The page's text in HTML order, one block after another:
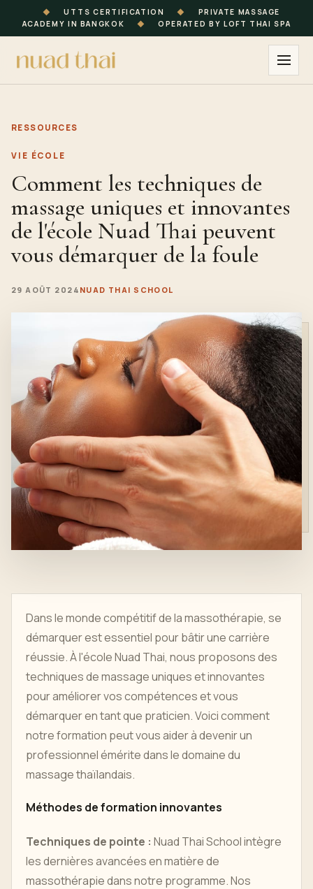
◆ UTTS CERTIFICATION ◆
PRIVATE MASSAGE
ACADEMY IN BANGKOK
◆ OPERATED BY LOFT THAI SPA
RESSOURCES
VIE ÉCOLE
Comment les techniques de
massage uniques et innovantes
de l'école Nuad Thai peuvent
vous démarquer de la foule
29 AOÛT 2024 NUAD THAI SCHOOL
Dans le monde compétitif de la massothérapie, se
démarquer est essentiel pour bâtir une carrière
réussie. À l'école Nuad Thai, nous proposons des
techniques de massage uniques et innovantes
pour améliorer vos compétences et vous
démarquer en tant que praticien. Voici comment
notre formation peut vous aider à devenir un
professionnel émérite dans le domaine du
massage thaïlandais.
Méthodes de formation innovantes
Techniques de pointe : Nuad Thai School intègre
les dernières avancées en matière de
massothérapie dans notre programme. Nos